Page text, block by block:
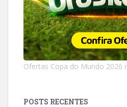
Ofertas Copa do Mundo 2026
POSTS RECENTES